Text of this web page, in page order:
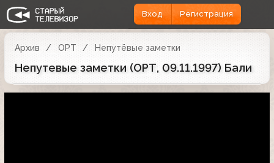
Вход Регистрация
Архив ОРТ Непутёвые заметки
Непутевые заметки (ОРТ, 09.11.1997) Бали